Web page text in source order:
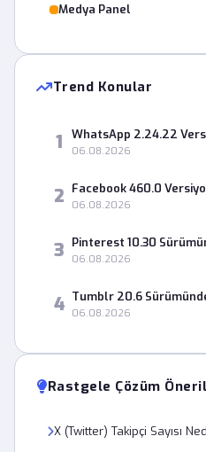
Medya Panel
Trend Konular
1 WhatsApp 2.24.22
06.08.2026
2 Facebook 460.0
06.08.2026
3 Pinterest 10.30
06.08.2026
4 Tumblr 20.6
06.08.2026
Rastgele Çözüm
X (Twitter) Takipçi Sayısı